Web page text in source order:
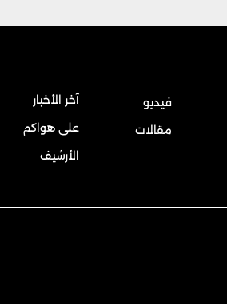
فيديو
مقالات
آخر الأخبار
على هواكم
الأرشيف